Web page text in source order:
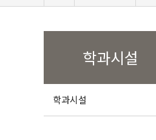
학과시설
학과시설